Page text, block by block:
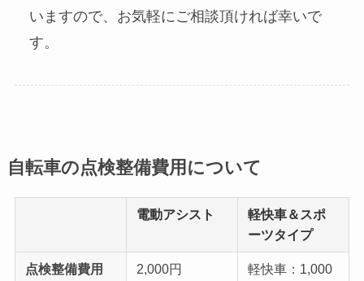
いますので、お気軽にご相談頂ければ幸いで
す。
自転車の点検整備費用について
電動アシスト
軽快車＆スポ
ーツタイプ
点検整備費用 2,000円
軽快車：1,000